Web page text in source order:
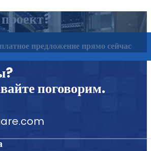
предложение прямо сейчас
поговорим.